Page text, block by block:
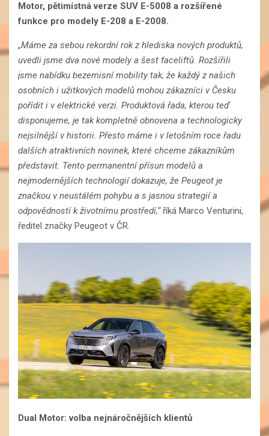
Motor, pětimístná verze SUV E-5008 a rozšířené
funkce pro modely E-208 a E-2008.
„Máme za sebou rekordní rok z hlediska nových produktů,
uvedli jsme dva nové modely a šest faceliftů. Rozšířili
jsme nabídku bezemisní mobility tak, že každý z našich
osobních i užitkových modelů mohou zákazníci v Česku
pořídit i v elektrické verzi. Produktová řada, kterou teď
disponujeme, je tak kompletně obnovena a technologicky
nejsilnější v historii. Přesto máme i v letošním roce řadu
dalších atraktivních novinek, které chceme zákazníkům
představit. Tento permanentní přísun modelů a
nejmodernějších technologií dokazuje, že Peugeot je
značkou v neustálém pohybu a s jasnou strategií a
odpovědností k životnímu prostředí,“říká Marco Venturini,
ředitel značky Peugeot v ČR.
Dual Motor: volba nejnáročnějších klientů